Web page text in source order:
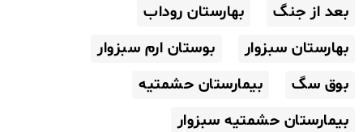
بعد از جنگ
بهارستان روداب
بهارستان سبزوار
بوستان ارم سبزوار
بوق سگ
بیمارستان حشمتیه
بیمارستان حشمتیه سبزوار